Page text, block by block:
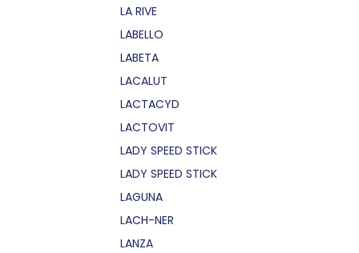
LA RIVE
LABELLO
LABETA
LACALUT
LACTACYD
LACTOVIT
LADY SPEED STICK
LADY SPEED STICK
LAGUNA
LACH-NER
LANZA